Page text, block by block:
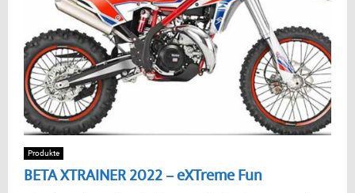
Produkte
BETA XTRAINER 2022 – eXTreme Fun